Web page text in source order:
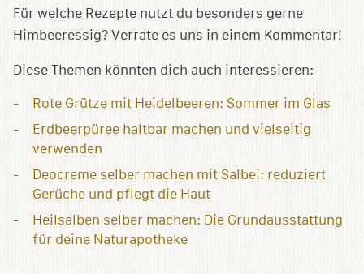
Für welche Rezepte nutzt du besonders gerne
Himbeeressig? Verrate es uns in einem Kommentar!
Diese Themen könnten dich auch interessieren:
Rote Grütze mit Heidelbeeren: Sommer im Glas
Erdbeerpüree haltbar machen und vielseitig
verwenden
Deocreme selber machen mit Salbei: reduziert
Gerüche und pflegt die Haut
Heilsalben selber machen: Die Grundausstattung
für deine Naturapotheke